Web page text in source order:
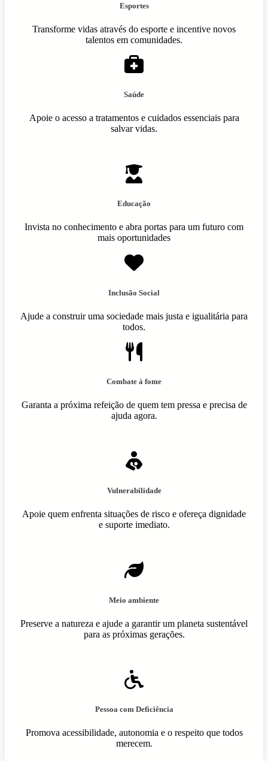
Esportes
Transforme vidas através do esporte e incentive novos
talentos em comunidades.
Saúde
Apoie o acesso a tratamentos e cuidados essenciais para
salvar vidas.
Educação
Invista no conhecimento e abra portas para um futuro com
mais oportunidades
Inclusão Social
Ajude a construir uma sociedade mais justa e igualitária para
todos.
Combate à fome
Garanta a próxima refeição de quem tem pressa e precisa de
ajuda agora.
Vulnerabilidade
Apoie quem enfrenta situações de risco e ofereça dignidade
e suporte imediato.
Meio ambiente
Preserve a natureza e ajude a garantir um planeta sustentável
para as próximas gerações.
Pessoa com Deficiência
Promova acessibilidade, autonomia e o respeito que todos
merecem.